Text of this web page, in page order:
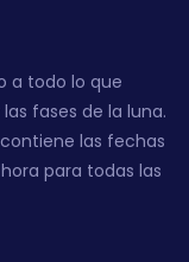
a todo lo que
fases de la luna.
las fechas
para todas las